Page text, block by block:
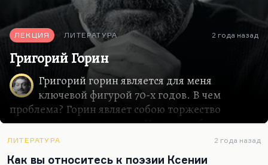
ЛЕКЦИЯ ЛИТЕРАТУРА 2 года назад
Григорий Горин
Григорий горин является для меня
ключевой фигурой 70-х годов. В чем
проблема? Горин являет собою торжество
эстетики позднего застоя. Но то, что было
застоем в отношении политическом, в
литературном было бурным и очень
ЛИТЕРАТУРА 2 года назад
Как вы относитесь к поэзии Ксении